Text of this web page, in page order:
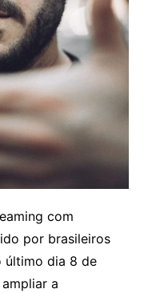
com
por brasileiros
último dia 8 de
a